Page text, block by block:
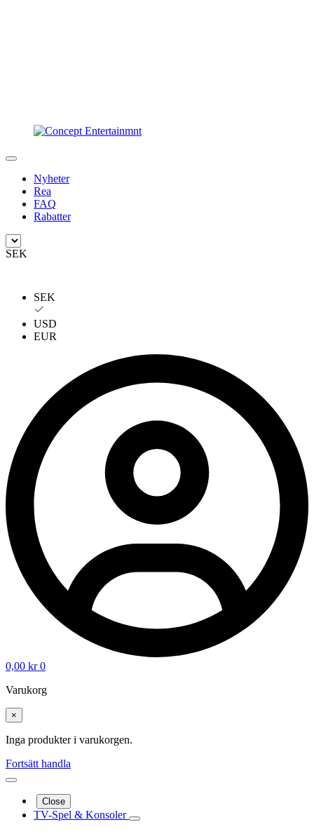
Nyheter
Rea
FAQ
Rabatter
SEK
SEK
USD
EUR
0,00 kr 0
Varukorg
×
Inga produkter i varukorgen.
Fortsätt handla
Close
TV-Spel & Konsoler